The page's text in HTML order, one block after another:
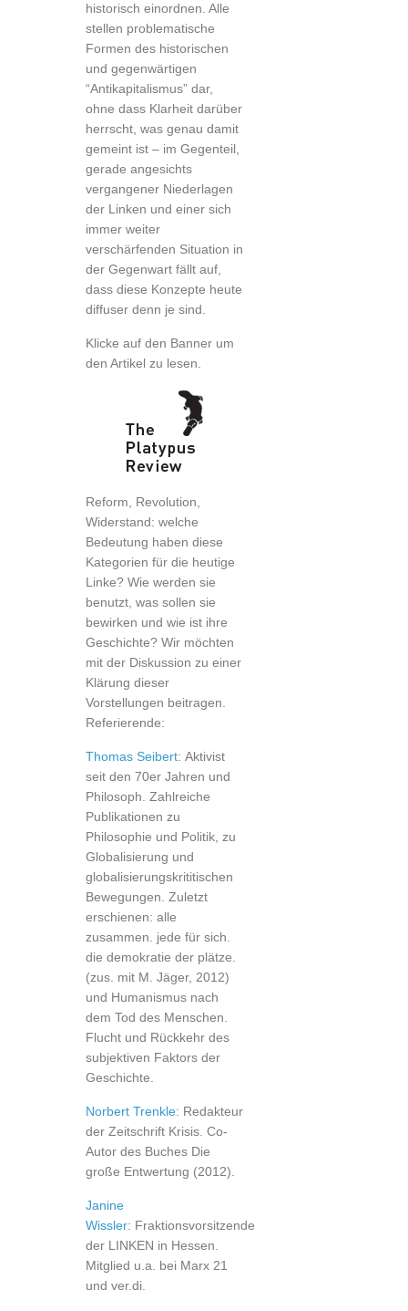
historisch einordnen. Alle
stellen problematische
Formen des historischen
und gegenwärtigen
“Antikapitalismus” dar,
ohne dass Klarheit darüber
herrscht, was genau damit
gemeint ist – im Gegenteil,
gerade angesichts
vergangener Niederlagen
der Linken und einer sich
immer weiter
verschärfenden Situation in
der Gegenwart fällt auf,
dass diese Konzepte heute
diffuser denn je sind.
Klicke auf den Banner um
den Artikel zu lesen.
Reform, Revolution,
Widerstand: welche
Bedeutung haben diese
Kategorien für die heutige
Linke? Wie werden sie
benutzt, was sollen sie
bewirken und wie ist ihre
Geschichte? Wir möchten
mit der Diskussion zu einer
Klärung dieser
Vorstellungen beitragen.
Referierende:
Thomas Seibert: Aktivist
seit den 70er Jahren und
Philosoph. Zahlreiche
Publikationen zu
Philosophie und Politik, zu
Globalisierung und
globalisierungskrititischen
Bewegungen. Zuletzt
erschienen: alle
zusammen. jede für sich.
die demokratie der plätze.
(zus. mit M. Jäger, 2012)
und Humanismus nach
dem Tod des Menschen.
Flucht und Rückkehr des
subjektiven Faktors der
Geschichte.
Norbert Trenkle: Redakteur
der Zeitschrift Krisis. Co-
Autor des Buches Die
große Entwertung (2012).
Janine
Wissler: Fraktionsvorsitzende
der LINKEN in Hessen.
Mitglied u.a. bei Marx 21
und ver.di.